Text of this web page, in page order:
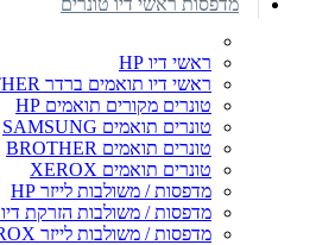
מדפסות ראשי דיו טונרים
ראשי דיו HP
ראשי דיו תואמים ברדר BROTHER
טונרים מקורים תואמים HP
טונרים תואמים SAMSUNG
טונרים תואמים BROTHER
טונרים תואמים XEROX
מדפסות / משולבות לייזר HP
מדפסות / משולבות הזרקת דיו HP
מדפסות / משולבות לייזר XEROX